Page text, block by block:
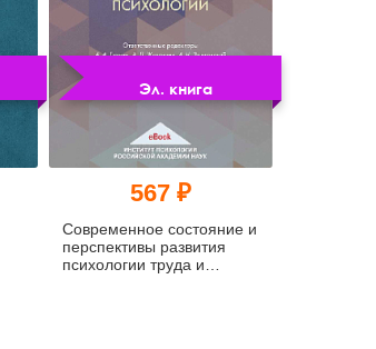
Эл. книга
567 ₽
Современное состояние и
перспективы развития
психологии труда и